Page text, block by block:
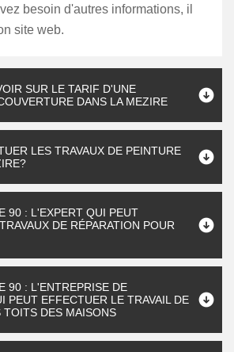
besoin d'autres informations, il
site web.
SUR LE TARIF D'UNE
DANS LA MEZIRE
LES TRAVAUX DE PEINTURE
90 : L'EXPERT QUI PEUT
DE RÉPARATION POUR
90 : L'ENTREPRISE DE
PEUT EFFECTUER LE TRAVAIL DE
TOITS DES MAISONS